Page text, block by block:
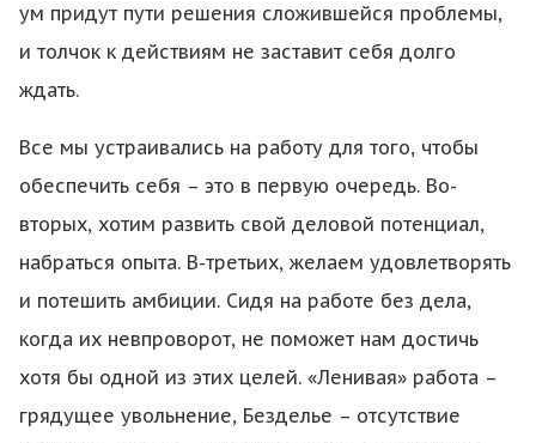
ум придут пути решения сложившейся проблемы,
и толчок к действиям не заставит себя долго
ждать.
Все мы устраивались на работу для того, чтобы
обеспечить себя – это в первую очередь. Во-
вторых, хотим развить свой деловой потенциал,
набраться опыта. В-третьих, желаем удовлетворять
и потешить амбиции. Сидя на работе без дела,
когда их невпроворот, не поможет нам достичь
хотя бы одной из этих целей. «Ленивая» работа –
грядущее увольнение, Безделье – отсутствие